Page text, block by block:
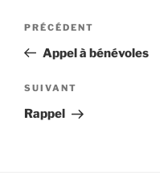
PRÉCÉDENT
Appel à bénévoles
SUIVANT
Rappel